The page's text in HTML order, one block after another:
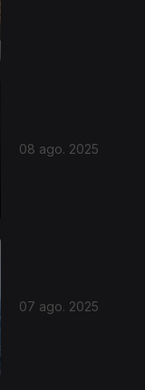
08 ago. 2025
07 ago. 2025